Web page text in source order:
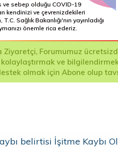
ve sebep olduğu COVID-19
kendinizi ve çevrenizdekileri
Sağlık Bakanlığı'nın yayınladığı
önemle rica ederiz.
Ziyaretçi, Forumumuz
kolaylaştırmak ve
olmak için Abone olup
belirtisi İşitme Kaybı